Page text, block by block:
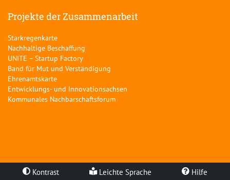
Kontrast Leichte Sprache Hilfe
Projekte der Zusammenarbeit
Starkregenkarte
Nachhaltige Beschaffung
UNITE – Startup Factory
Band für Mut und Verständigung
Ehrenamtskarte
Entwicklungs- und Innovationsachsen
Kommunales Nachbarschaftsforum